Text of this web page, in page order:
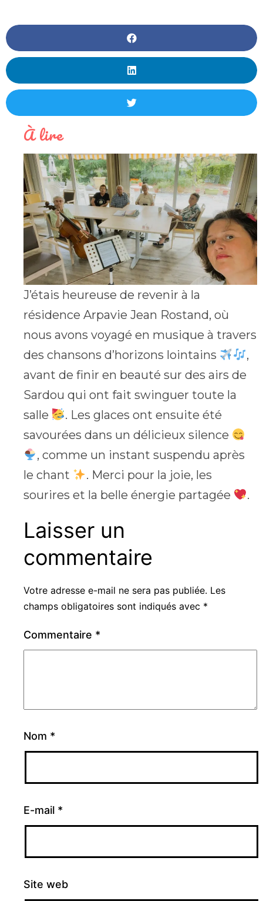
À lire
J’étais heureuse de revenir à la
résidence Arpavie Jean Rostand, où
nous avons voyagé en musique à travers
des chansons d’horizons lointains
,
avant de finir en beauté sur des airs de
Sardou qui ont fait swinguer toute la
salle
. Les glaces ont ensuite été
savourées dans un délicieux silence
, comme un instant suspendu après
le chant
. Merci pour la joie, les
sourires et la belle énergie partagée
.
Laisser un
commentaire
Votre adresse e-mail ne sera pas publiée. Les
champs obligatoires sont indiqués avec *
Commentaire *
Nom *
E-mail *
Site web